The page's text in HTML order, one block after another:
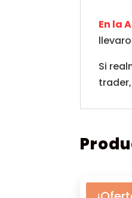
En la
Si